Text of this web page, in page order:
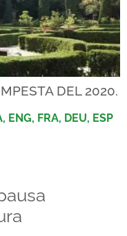
DEL 2020.
ENG, FRA, DEU, ESP